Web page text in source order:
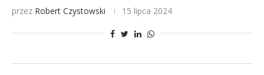
przez Robert Czystowski 15 lipca 2024